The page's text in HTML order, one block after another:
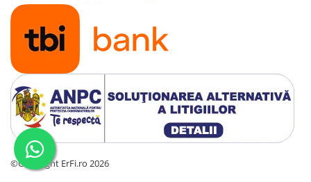
©Copyright ErFi.ro 2026